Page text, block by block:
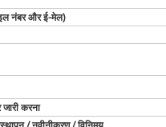
नंबर और ई-मेल)
करना